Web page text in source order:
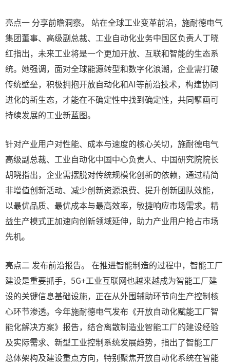
亮点一 分享前瞻洞察。 站在全球工业变革前沿，施耐德电气
集团董事、高级副总裁、工业自动化业务中国区负责人丁晓
红指出，未来工业将是一个更加开放、互联和智能的生态系
统。她强调，面对全球能源转型和数字化浪潮，企业需打破
传统壁垒，积极拥抱开放自动化和AI等前沿技术，构建协同
进化的新生态，才能在不确定性中找到确定性，共同擘画可
持续发展的工业新蓝图。
针对产业用户对性能、成本与速度的核心关切，施耐德电气
高级副总裁、工业自动化中国中心负责人、中国研究院院长
胡晓指出，企业需摆脱对传统规模化创新的依赖，通过精简
非增值创新活动、减少创新资源浪费、提升创新团队效能，
以最优品质、最优成本与最高效率，敏捷响应市场需求。精
益生产模式正加速向创新领域延伸，助力产业用户抢占市场
先机。
亮点二 发布前沿报告。 在推进智能制造的过程中，智能工厂
建设是重要抓手，5G+工业互联网也越来越成为智能工厂建
设的关键信息基础设施，正在从外围辅助环节向生产控制核
心环节渗透。今年施耐德电气发布《开放自动化赋能工厂智
能化解决方案》报告，结合离散制造业智能工厂的建设经验
及实际需求、新型工业控制系统发展趋势，指出了智能工厂
总体架构及建设重点方向，特别聚焦开放自动化系统在智能